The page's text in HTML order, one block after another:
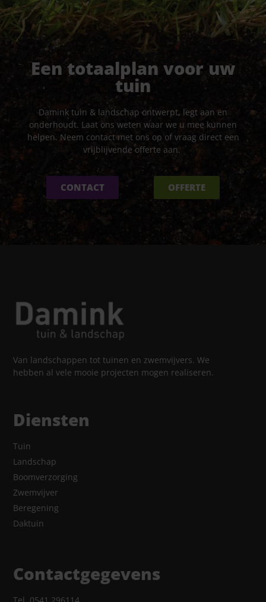
Een totaalplan voor uw
tuin
Damink tuin & landschap ontwerpt, legt aan en
onderhoudt. Laat ons weten waar we u mee kunnen
helpen. Neem contact met ons op of vraag direct een
vrijblijvende offerte aan.
CONTACT OFFERTE
Van landschappen tot tuinen en zwemvijvers. We
hebben al vele mooie projecten mogen realiseren.
Diensten
Tuin
Landschap
Boomverzorging
Zwemvijver
Beregening
Daktuin
Contactgegevens